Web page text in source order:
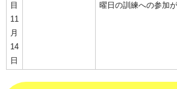
目
11
月
14
日
曜日の訓練への参加